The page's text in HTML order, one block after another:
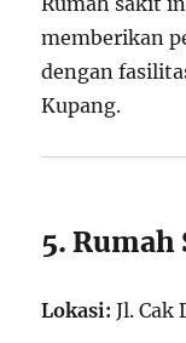
memberikan
dengan
Kupang.
5.
Lokasi: Jl. Cak